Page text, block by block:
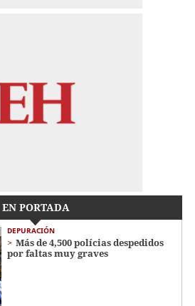
EN PORTADA
DEPURACIÓN
Más de 4,500 polícias despedidos
por faltas muy graves